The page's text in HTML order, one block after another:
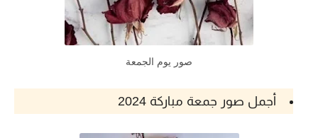
صور يوم الجمعة
أجمل صور جمعة مباركة 2024